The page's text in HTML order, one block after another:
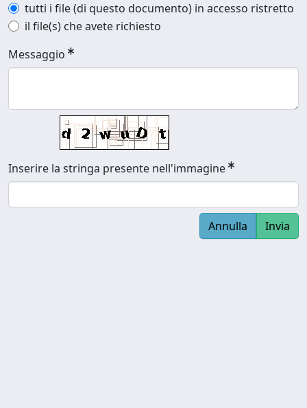
tutti i file (di questo documento) in accesso ristretto
il file(s) che avete richiesto
Messaggio
Inserire la stringa presente nell'immagine
Annulla Invia